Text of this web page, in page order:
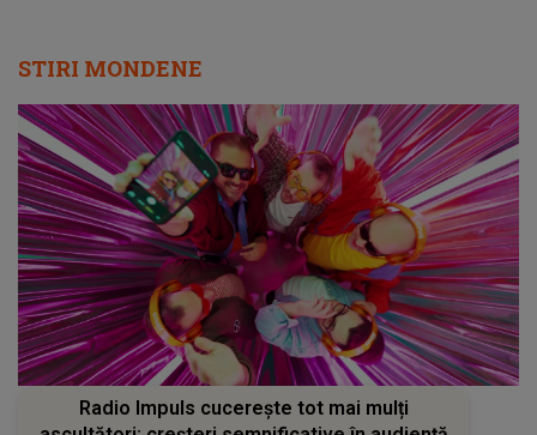
STIRI MONDENE
Radio Impuls cucerește tot mai mulți